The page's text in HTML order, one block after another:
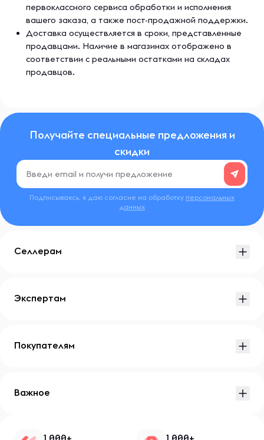
первоклассного сервиса обработки и исполнения
вашего заказа, а также пост-продажной поддержки.
Доставка осуществляется в сроки, представленные
продавцами. Наличие в магазинах отображено в
соответствии с реальными остатками на складах
продавцов.
Получайте специальные предложения и
скидки
Подписываясь, я даю согласие на обработку персональных
данных
Селлерам
Экспертам
Покупателям
Важное
1 000+ 1 000+